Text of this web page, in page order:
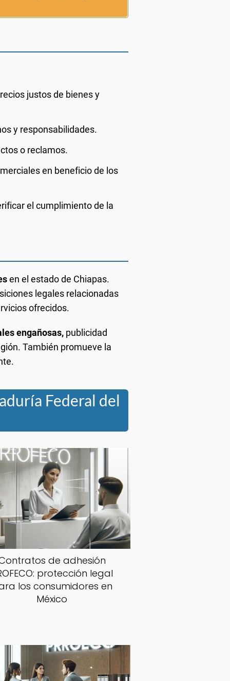
justos de bienes y
y responsabilidades.
o reclamos.
en beneficio de los
el cumplimiento de la
en el estado de Chiapas.
legales relacionadas
ofrecidos.
engañosas, publicidad
También promueve la
Federal del
de adhesión
protección legal
los consumidores en
México